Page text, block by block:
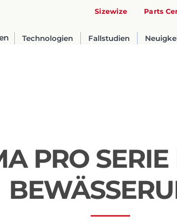
Sizewize Parts
Technologien Fallstudien
United States
English
Russia
PRO